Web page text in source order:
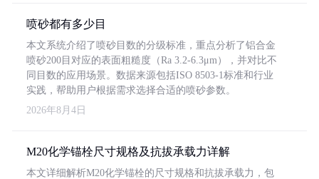
喷砂都有多少目
本文系统介绍了喷砂目数的分级标准，重点分析了铝合金
喷砂200目对应的表面粗糙度（Ra 3.2-6.3μm），并对比不
同目数的应用场景。数据来源包括ISO 8503-1标准和行业
实践，帮助用户根据需求选择合适的喷砂参数。
2026年8月4日
M20化学锚栓尺寸规格及抗拔承载力详解
本文详细解析M20化学锚栓的尺寸规格和抗拔承载力，包